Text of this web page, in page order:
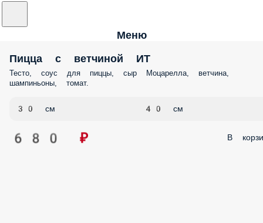
Меню
Пицца с ветчиной ИТ
Тесто, соус для пиццы, сыр Моцарелла, ветчина,
шампиньоны, томат.
30 см 40 см
680 ₽ В